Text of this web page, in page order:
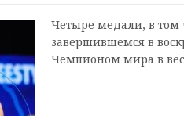
Четыре медали, в том
завершившемся в
Чемпионом мира в